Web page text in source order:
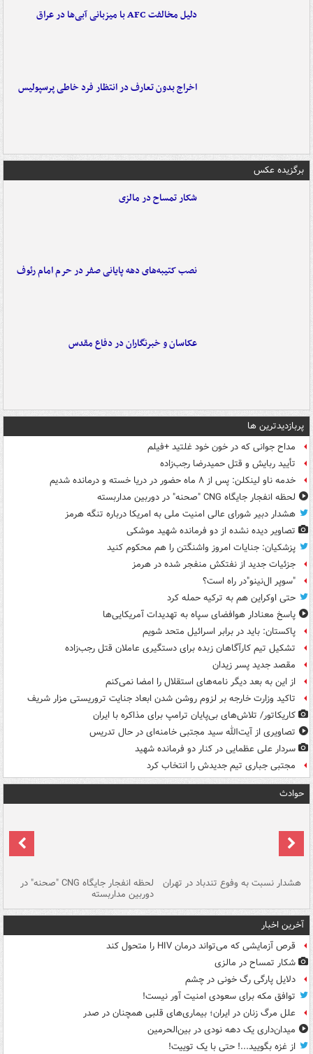
دلیل مخالفت AFC با میزبانی آبی‌ها در عراق
اخراج بدون تعارف در انتظار فرد خاطی پرسپولیس
برگزیده عکس
شکار تمساح در مالزی
نصب کتیبه‌های دهه پایانی صفر در حرم امام رئوف
عکاسان و خبرنگاران در دفاع مقدس
پربازدیدترین ها
مداح جوانی که در خون خود غلتید +فیلم
تأیید ربایش و قتل حمیدرضا رجب‌زاده
خدمه ناو لینکلن: پس از ۸ ماه حضور در دریا خسته و درمانده‌ شدیم
لحظه انفجار جایگاه CNG "صحنه" در دوربین مداربسته
هشدار دبیر شورای عالی امنیت ملی به امریکا درباره تنگه هرمز
تصاویر دیده‌ نشده از دو فرمانده شهید موشکی
پزشکیان: جنایات امروز واشنگتن را هم محکوم کنید
جزئیات جدید از نفتکش منفجر شده در هرمز
"سوپر ال‌نینو"در راه است؟
حتی اوکراین هم به ترکیه حمله کرد
پاسخ معنادار هوافضای سپاه به تهدیدات آمریکایی‌ها
پاکستان: باید در برابر اسرائیل متحد شویم
تشکیل تیم کارآگاهان زبده برای دستگیری عاملان قتل رجب‌زاده
مقصد جدید پسر زیدان
از این به بعد دیگر نامه‌های استقلال را امضا نمی‌کنم
تاکید وزارت خارجه بر لزوم روشن شدن ابعاد جنایت تروریستی مزار شریف
کاریکاتور/ تلاش‌های بی‌پایان ترامپ برای مذاکره با ایران
تصاویری از آیت‌الله سید مجتبی خامنه‌ای در حال تدریس
سردار علی عظمایی در کنار دو فرمانده شهید
مجتبی جباری تیم جدیدش را انتخاب کرد
حوادث
هشدار نسبت به وفوع تندباد در تهران لحظه انفجار جایگاه CNG "صحنه" در
دوربین مداربسته
آخرین اخبار
قرص آزمایشی که می‌تواند درمان HIV را متحول کند
شکار تمساح در مالزی
دلایل پارگی رگ خونی در چشم
توافق مکه برای سعودی امنیت آور نیست!
علل مرگ زنان در ایران؛ بیماری‌های قلبی همچنان در صدر
میدان‌داری یک دهه نودی در بین‌الحرمین
از غزه بگویید...! حتی با یک توییت!